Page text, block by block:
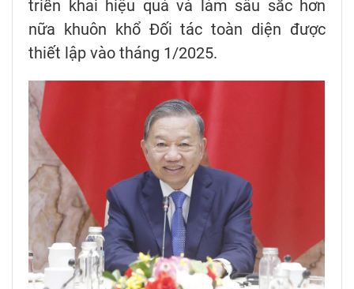
triển khai hiệu quả và làm sâu sắc hơn
nữa khuôn khổ Đối tác toàn diện được
thiết lập vào tháng 1/2025.